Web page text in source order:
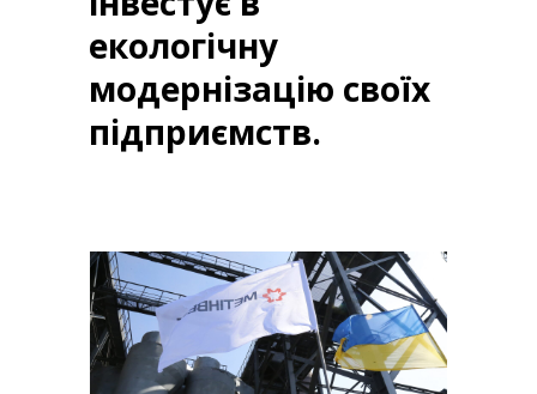
екологічну
модернізацію своїх
підприємств.